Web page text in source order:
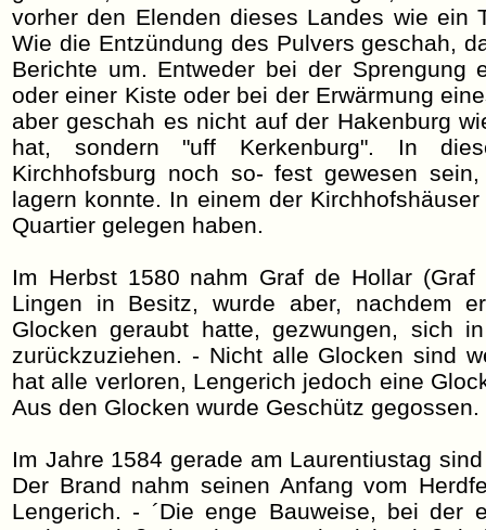
vorher den Elenden dieses Landes wie ein
Wie die Entzündung des Pulvers geschah,
Berichte um. Entweder bei der Sprengung
oder einer Kiste oder bei der Erwärmung
aber geschah es nicht auf der Hakenburg
hat, sondern "uff Kerkenburg". In
Kirchhofsburg noch so- fest gewesen
lagern konnte. In einem der
Quartier gelegen haben.
Im Herbst 1580 nahm Graf de Hollar (Graf
Lingen in Besitz, wurde aber, nachdem
Glocken geraubt hatte, gezwungen, sich
zurückzuziehen. - Nicht alle Glocken sind
hat alle verloren, Lengerich jedoch eine
Aus den Glocken wurde Geschütz gegossen.
Im Jahre 1584 gerade am Laurentiustag
Der Brand nahm seinen Anfang vom
Lengerich. - ´Die enge Bauweise, bei der